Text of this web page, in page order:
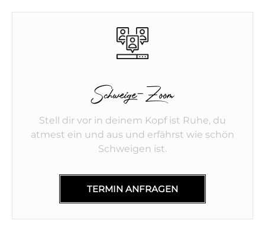
Schweige-Zoom
Stell dir vor in deinem Kopf ist Ruhe, du
atmest ein und aus und erfährst wie schön
Schweigen ist.
TERMIN ANFRAGEN